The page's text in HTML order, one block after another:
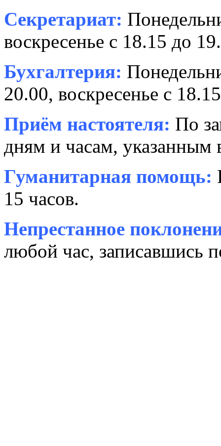
Секретариат:
воскресенье с 18.15 до
Бухгалтерия:
20.00, воскресенье с
Приём настоятеля: По
дням и часам, указанным
Гуманитарная помощь:
15 часов.
Непрестанное
любой час, записавшись